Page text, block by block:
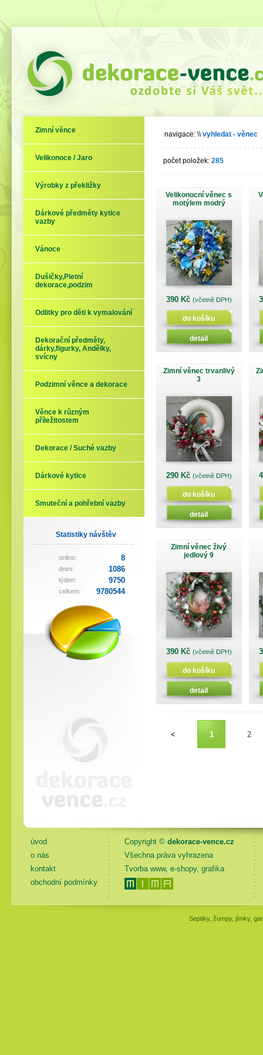
Zimní věnce
Velikonoce / Jaro
Výrobky z překližky
Dárkové předměty kytice
vazby
Vánoce
Dušičky,Pietní
dekorace,podzim
Odlitky pro děti k vymalování
Dekorační předměty,
dárky,figurky, Andělky,
svícny
Podzimní věnce a dekorace
Věnce k různým
příležitostem
Dekorace / Suché vazby
Dárkové kytice
Smuteční a pohřební vazby
Statistiky návštěv
online: 8
dnes: 1086
týden: 9750
celkem: 9780544
navigace: \\vyhledat - věnec
počet položek: 285
Velikonocní věnec s
motýlem modrý
390 Kč (včetně DPH)
do košíku
detail
Zimní věnec trvanlivý
3
290 Kč (včetně DPH)
do košíku
detail
Zimní věnec živý
jedlový 9
390 Kč (včetně DPH)
do košíku
detail
< 1 2
úvod
o nás
kontakt
obchodní podmínky
Copyright © dekorace-vence.cz
Všechna práva vyhrazena
Tvorba www, e-shopy, grafika
Septiky, žumpy, jímky,